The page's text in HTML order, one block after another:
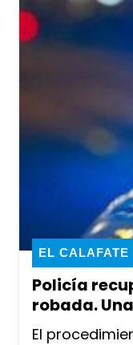
Policía
robada.
EL CALAFATE
El